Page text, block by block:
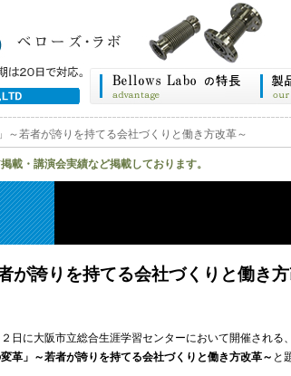
～若者が誇りを持てる会社づくりと働き方改革～
載・講演会実績など掲載しております。
が誇りを持てる会社づくりと働き方
日に大阪市立総合生涯学習センターにおいて開催される、
革」～若者が誇りを持てる会社づくりと働き方改革～ と